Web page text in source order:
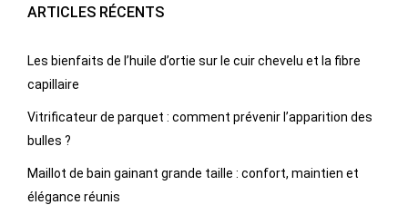
ARTICLES RÉCENTS
Les bienfaits de l’huile d’ortie sur le cuir chevelu et la fibre
capillaire
Vitrificateur de parquet : comment prévenir l’apparition des
bulles ?
Maillot de bain gainant grande taille : confort, maintien et
élégance réunis